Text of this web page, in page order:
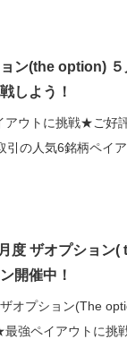
ン(the option)
しよう！
ウトに挑戦★ご好
引の人気6銘柄ペイ
度 ザオプション
開催中！
オプション(The
最強ペイアウトに挑